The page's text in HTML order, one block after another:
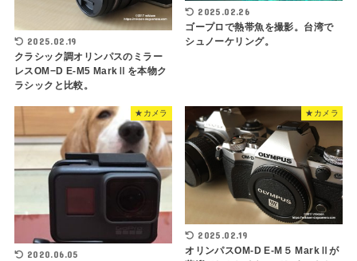
2025.02.19
クラシック調オリンパスのミラー
レスOM−D E-M5 MarkⅡを本物ク
ラシックと比較。
2025.02.26
ゴープロで熱帯魚を撮影。台湾で
シュノーケリング。
★カメラ
2020.06.05
★カメラ
2025.02.19
オリンパスOM-D E-M５ MarkⅡが